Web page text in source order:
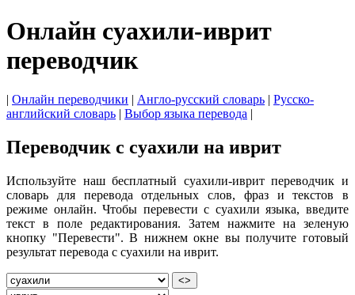
Онлайн суахили-иврит
переводчик
| Онлайн переводчики | Англо-русский словарь | Русско-
английский словарь | Выбор языка перевода |
Переводчик с суахили на иврит
Используйте наш бесплатный суахили-иврит переводчик и
словарь для перевода отдельных слов, фраз и текстов в
режиме онлайн. Чтобы перевести с суахили языка, введите
текст в поле редактирования. Затем нажмите на зеленую
кнопку "Перевести". В нижнем окне вы получите готовый
результат перевода с суахили на иврит.
<>